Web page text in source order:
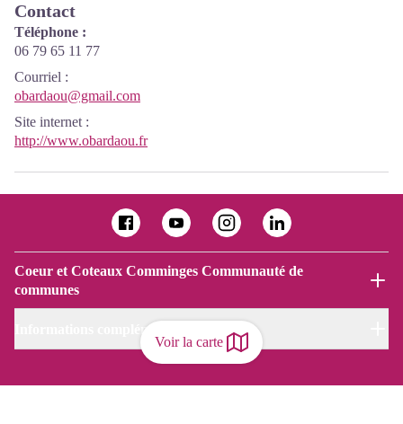
Voir la carte
Contact
Téléphone :
06 79 65 11 77
Courriel :
obardaou@gmail.com
Site internet :
http://www.obardaou.fr
Coeur et Coteaux Comminges Communauté de
communes
Informations complémentaires